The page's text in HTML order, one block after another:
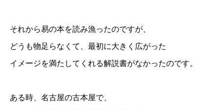
それから易の本を読み漁ったのですが、
どうも物足らなくて、最初に大きく広がった
イメージを満たしてくれる解説書がなかったのです。
ある時、名古屋の古本屋で、